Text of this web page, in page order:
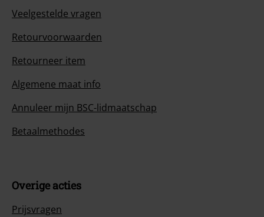
Veelgestelde vragen
Retourvoorwaarden
Retourneer item
Algemene maat info
Annuleer mijn BSC-lidmaatschap
Betaalmethodes
Overige acties
Prijsvragen